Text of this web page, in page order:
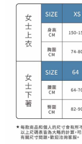
【支払い方法の説明】
1. 分割払いの金額は電信
締め日後に支払いリマイ
2. SMSのリンクを通じて
大直営店舗／銀行振込／
支払いを選択できます。
【注意事項】
1. 本サービスは「台湾大
って提供され、ユーザー
購入できるようにし、店
後、契約に基づいて当社
2. 「OP Pay Later」を利
および利用するために、
認、照合および修正を行い
代金納付期限は最短で
リをダウンロードして
まで延長できます。
お支払期限は、ショップ
とに計算されます。
を延長できますが、商品
約商品や商品到着日が比
わらず、AFTEEで指定
二、支払い限度額
1.初回 AFTEEを ご利用
き、限度額が設定されま
2.決済金額は最低NT$20
送料無料
萊爾富取貨付款
送料無料
付款後萊爾富取貨
7-11取貨付款
送料無料
付款後7-11取貨
送料無料